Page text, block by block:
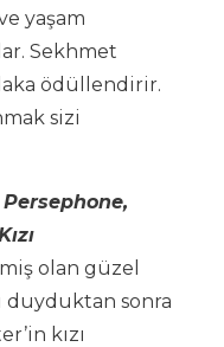
yaşam
Sekhmet
ödüllendirir.
sizi
olan güzel
duyduktan sonra
kızı